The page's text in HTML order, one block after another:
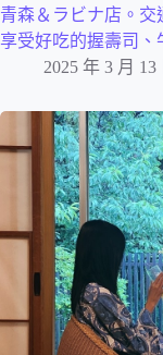
青森＆ラビナ店。交
享受好吃的握壽司、
2025 年 3 月 13